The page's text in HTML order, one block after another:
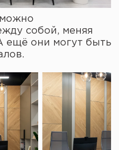
собой, меняя
ещё они могут быть